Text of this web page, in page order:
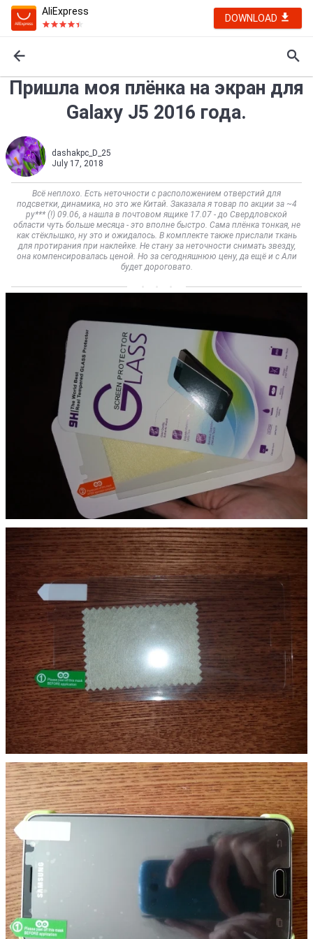
AliExpress
DOWNLOAD
Пришла моя плёнка на экран для
Galaxy J5 2016 года.
dashakpc_D_25
July 17, 2018
Всё неплохо. Есть неточности с расположением отверстий для
подсветки, динамика, но это же Китай. Заказала я товар по акции за ~4
ру*** (!) 09.06, а нашла в почтовом ящике 17.07 - до Свердловской
области чуть больше месяца - это вполне быстро. Сама плёнка тонкая, не
как стёклышко, ну это и ожидалось. В комплекте также прислали ткань
для протирания при наклейке. Не стану за неточности снимать звезду,
она компенсировалась ценой. Но за сегодняшнюю цену, да ещё и с Али
будет дороговато.